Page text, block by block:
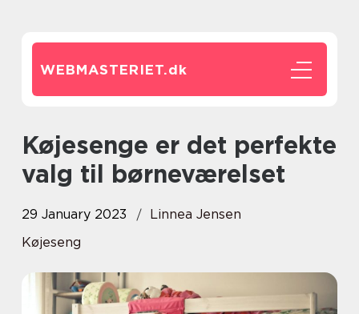
WEBMASTERIET.dk
Køjesenge er det perfekte
valg til børneværelset
29 January 2023
Linnea Jensen
Køjeseng